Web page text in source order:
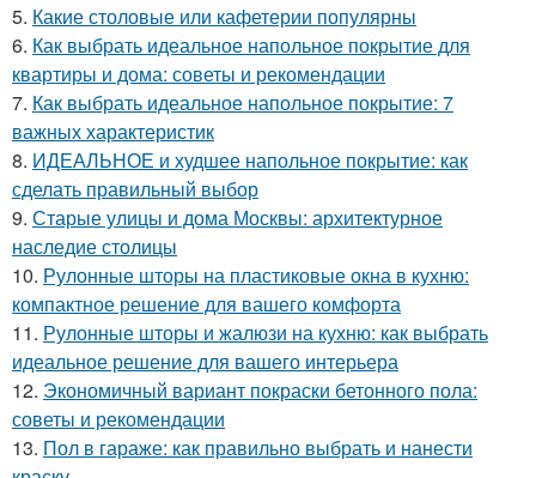
5. Какие столовые или кафетерии популярны
6. Как выбрать идеальное напольное покрытие для
квартиры и дома: советы и рекомендации
7. Как выбрать идеальное напольное покрытие: 7
важных характеристик
8. ИДЕАЛЬНОЕ и худшее напольное покрытие: как
сделать правильный выбор
9. Старые улицы и дома Москвы: архитектурное
наследие столицы
10. Рулонные шторы на пластиковые окна в кухню:
компактное решение для вашего комфорта
11. Рулонные шторы и жалюзи на кухню: как выбрать
идеальное решение для вашего интерьера
12. Экономичный вариант покраски бетонного пола:
советы и рекомендации
13. Пол в гараже: как правильно выбрать и нанести